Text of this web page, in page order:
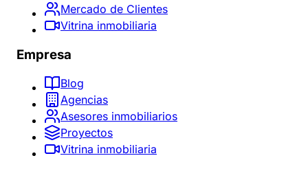
Mercado de Clientes
Vitrina inmobiliaria
Empresa
Blog
Agencias
Asesores inmobiliarios
Proyectos
Vitrina inmobiliaria